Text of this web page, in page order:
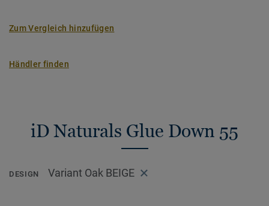
Zum Vergleich hinzufügen
Händler finden
iD Naturals Glue Down 55
DESIGN Variant Oak BEIGE